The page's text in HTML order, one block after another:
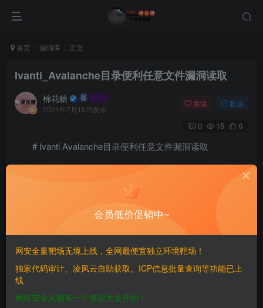
首页 漏洞库 正文
Ivanti_Avalanche目录便利任意文件漏洞读取
棉花糖
2021年7月15日发布
关注 私信
0 15 0
# Ivanti Avalanche目录便利任意文件漏洞读取
理系统。该系统主要用于管理智能手机、平板电脑等设备。
目录，造成了任意文件读取。
会员低价促销中~
网安全量靶场无境上线，全网最便宜独立环境靶场！
独家代码审计、凌风云自助获取、ICP信息批量查询等功能已上
线
网络安全从拥有一个资源大全开始！